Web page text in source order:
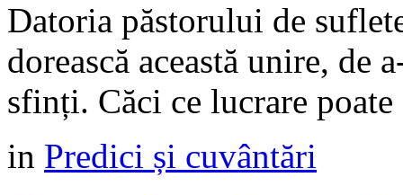
Datoria păstorului de
dorească această unire, de
sfinți. Căci ce lucrare
in Predici și cuvântări